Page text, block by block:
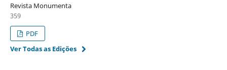
Revista Monumenta
359
PDF
Ver Todas as Edições